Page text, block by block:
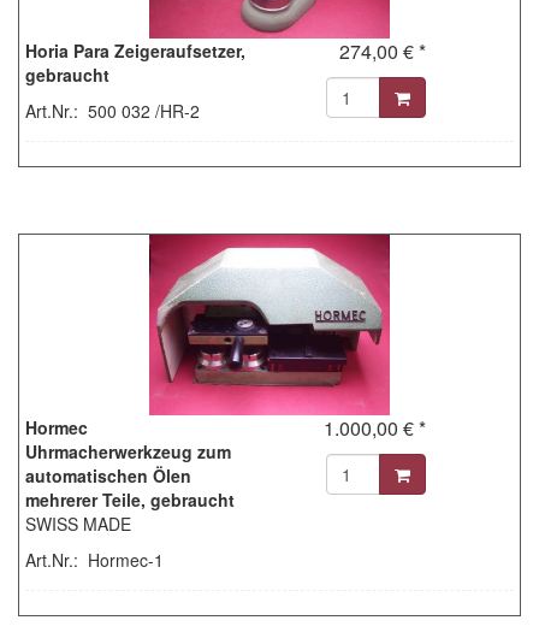
Horia Para Zeigeraufsetzer,
gebraucht
Art.Nr.: 500 032 /HR-2
274,00 € *
Hormec
Uhrmacherwerkzeug zum
automatischen Ölen
mehrerer Teile, gebraucht
SWISS MADE
Art.Nr.: Hormec-1
1.000,00 € *